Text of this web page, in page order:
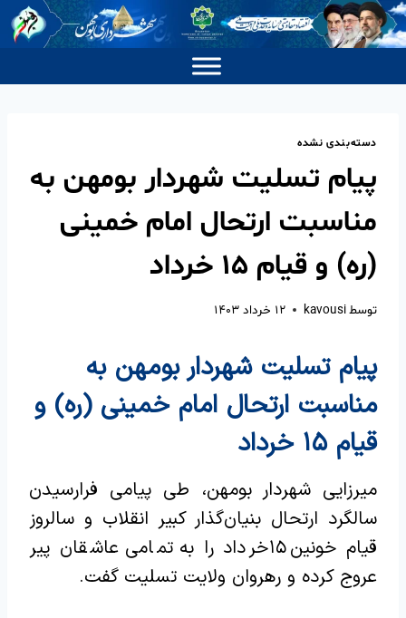
دسته‌بندی نشده
پیام تسلیت شهردار بومهن به
مناسبت ارتحال امام خمینی
(ره) و قیام ۱۵ خرداد
توسطkavousi ۱۲ خرداد ۱۴۰۳
پیام تسلیت شهردار بومهن به
مناسبت ارتحال امام خمینی (ره) و
قیام ۱۵ خرداد
میرزایی شهردار بومهن، طی پیامی فرارسیدن
سالگرد ارتحال بنیان‌گذار کبیر انقلاب و سالروز
قیام خونین ۱۵ خرداد را به تمامی عاشقان پیر
عروج کرده و رهروان ولایت تسلیت گفت.